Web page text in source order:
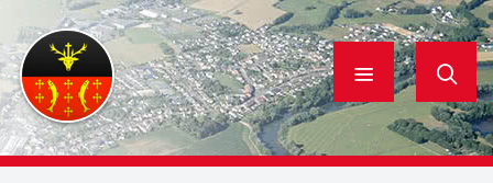
contenu
principal